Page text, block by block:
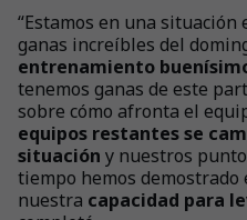
“Estamos en una situación
ganas increíbles del
entrenamiento
tenemos ganas de este
sobre cómo afronta el
equipos restantes se
situación y nuestros
tiempo hemos demostrado
nuestra capacidad para